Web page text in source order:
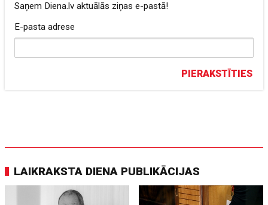
Saņem Diena.lv aktuālās ziņas e-pastā!
E-pasta adrese
PIERAKSTĪTIES
LAIKRAKSTA DIENA PUBLIKĀCIJAS